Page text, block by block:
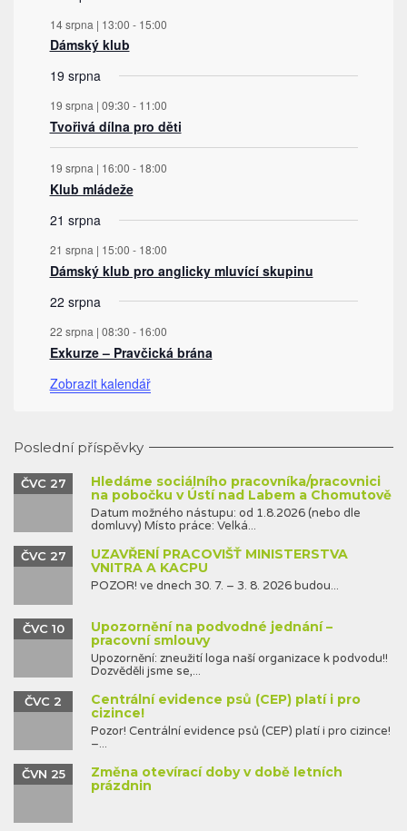
14 srpna | 13:00 - 15:00
Dámský klub
19 srpna
19 srpna | 09:30 - 11:00
Tvořivá dílna pro děti
19 srpna | 16:00 - 18:00
Klub mládeže
21 srpna
21 srpna | 15:00 - 18:00
Dámský klub pro anglicky mluvící skupinu
22 srpna
22 srpna | 08:30 - 16:00
Exkurze – Pravčická brána
Zobrazit kalendář
Poslední příspěvky
Hledáme sociálního pracovníka/pracovnici
na pobočku v Ústí nad Labem a Chomutově
ČVC 27
Datum možného nástupu: od 1.8.2026 (nebo dle
domluvy) Místo práce: Velká...
UZAVŘENÍ PRACOVIŠŤ MINISTERSTVA
VNITRA A KACPU
ČVC 27
POZOR! ve dnech 30. 7. – 3. 8. 2026 budou...
Upozornění na podvodné jednání –
pracovní smlouvy
ČVC 10
Upozornění: zneužití loga naší organizace k podvodu!!
Dozvěděli jsme se,...
Centrální evidence psů (CEP) platí i pro
cizince!
ČVC 2
Pozor! Centrální evidence psů (CEP) platí i pro cizince!
–...
Změna otevírací doby v době letních
prázdnin
ČVN 25